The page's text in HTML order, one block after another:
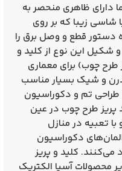
دارای ظاهری منحصر به
شاسی زیبا که بر روی
دستور قطع و وصل برق را
شکیل این نوع از کلید و
طرح چوب) برای معماری‌
و شیک بسیار مناسب
تم و دکوراسیون
پریز طرح چوب در عین
تعبیه در منازل
دکوراسیون
می‌کنند. کلید و پریز
محصولات آسیا الکتریک